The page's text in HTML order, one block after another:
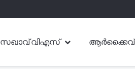
സഖാവ് വിഎസ് ആർക്കൈവ്